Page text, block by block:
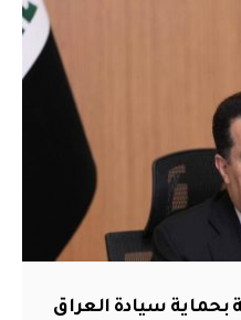
بحماية سيادة العراق